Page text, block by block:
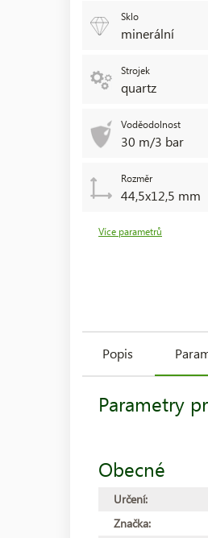
Sklo
minerální
Strojek
quartz
Voděodolnost
30 m/3 bar
Rozměr
44,5x12,5 mm
Více parametrů
Popis
Parametry
Obecné
Určení:
Značka: